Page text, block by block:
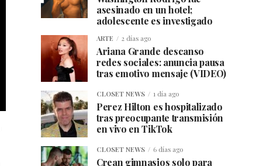
asesinado en un hotel;
adolescente es investigado
ARTE 2 días ago
Ariana Grande descanso
redes sociales: anuncia pausa
tras emotivo mensaje (VIDEO)
CLOSET NEWS 1 día ago
Perez Hilton es hospitalizado
tras preocupante transmisión
en vivo en TikTok
CLOSET NEWS 6 días ago
Crean gimnasios solo para